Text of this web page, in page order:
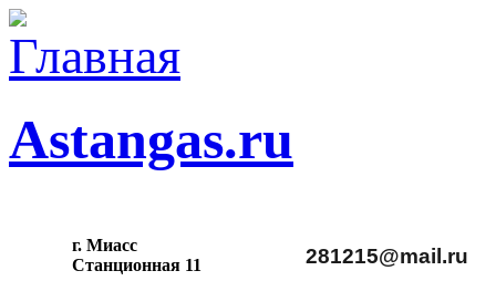
Astangas.ru
г. Миасс
Станционная 11 281215@mail.ru